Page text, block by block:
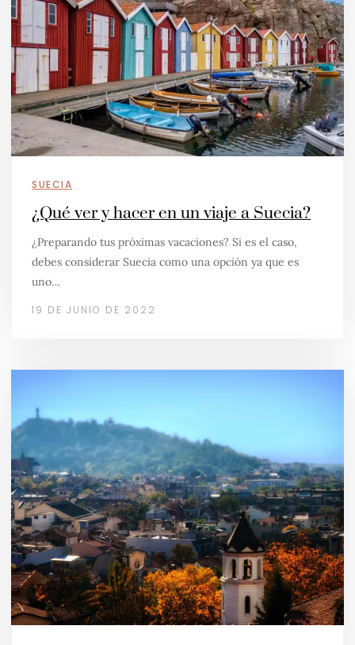
SUECIA
¿Qué ver y hacer en un viaje a Suecia?
¿Preparando tus próximas vacaciones? Si es el caso,
debes considerar Suecia como una opción ya que es
uno…
19 DE JUNIO DE 2022